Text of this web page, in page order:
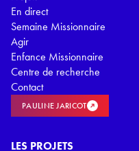
En direct
Semaine Missionnaire
Agir
Enfance Missionnaire
Centre de recherche
Contact
PAULINE JARICOT
LES PROJETS